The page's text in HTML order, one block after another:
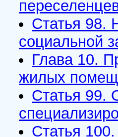
Статья 98.
социальной
Глава 10.
жилых
Статья 99.
Статья